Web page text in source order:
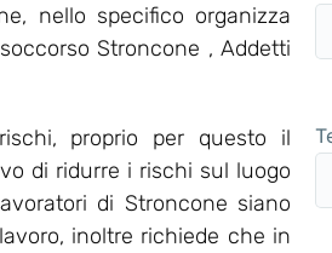
nello specifico organizza
Stroncone , Addetti
proprio per questo il
di ridurre i rischi sul luogo
di Stroncone siano
inoltre richiede che in